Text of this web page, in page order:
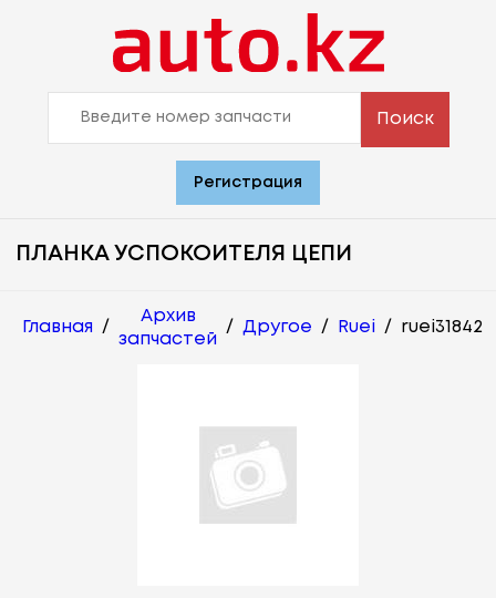
Поиск
Регистрация
ПЛАНКА УСПОКОИТЕЛЯ ЦЕПИ
Главная /
Архив
запчастей
/ Другое / Ruei / ruei31842